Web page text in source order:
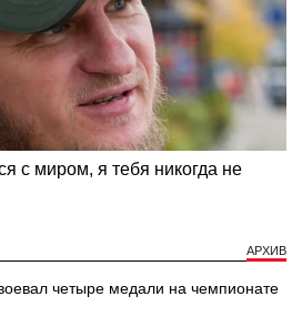
АРХИВ
четыре медали на чемпионате